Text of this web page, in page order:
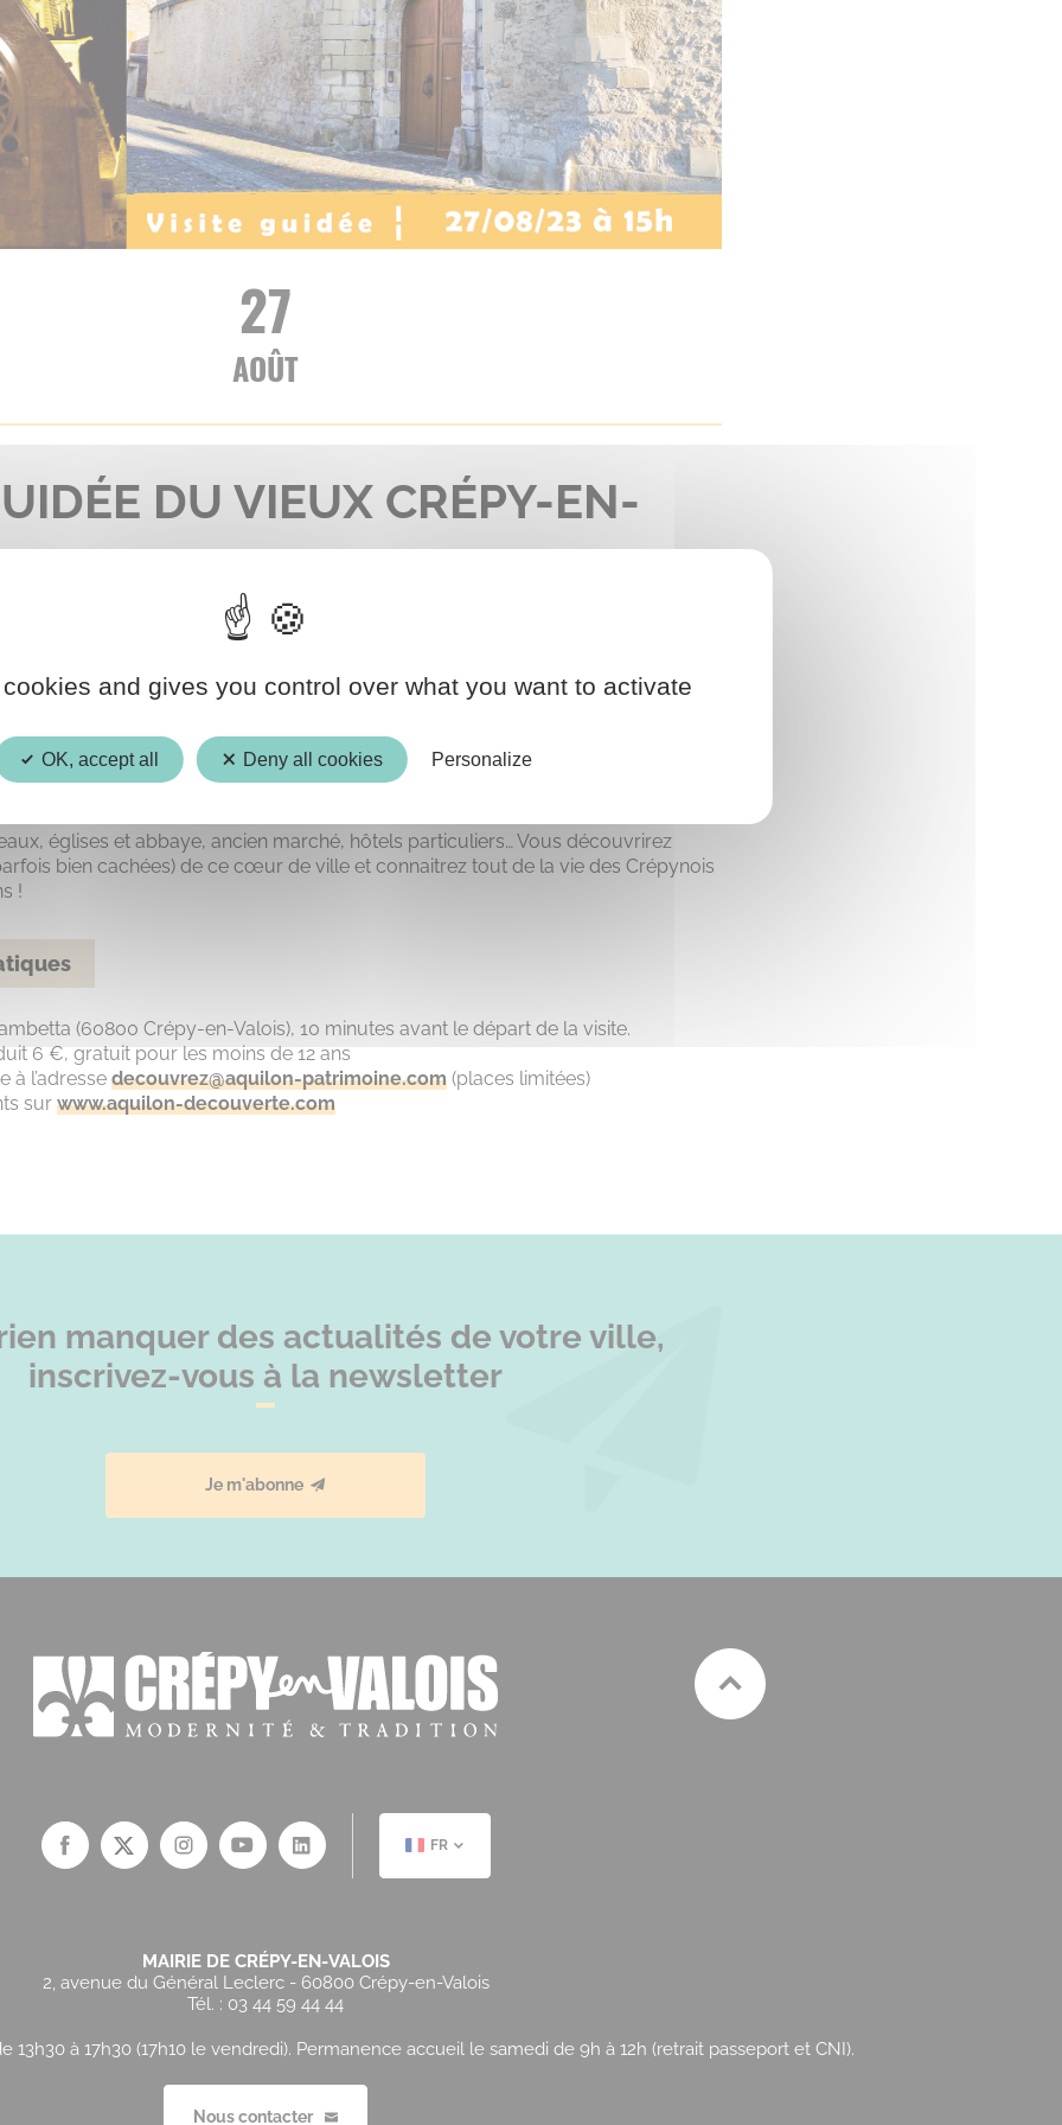
27
AOÛT
DU VIEUX CRÉPY-EN-
à 15h, venez découvrir l’histoire et l’architecture du Crépy d’hier en suivant le
contera tout de l’Antiquité aux Temps modernes.
églises et abbaye, ancien marché, hôtels particuliers… Vous découvrirez
bien cachées) de ce cœur de ville et connaitrez tout de la vie des Crépynois
!
(60800 Crépy-en-Valois), 10 minutes avant le départ de la visite.
6 €, gratuit pour les moins de 12 ans
à l’adresse decouvrez@aquilon-patrimoine.com (places limitées)
sur www.aquilon-decouverte.com
manquer des actualités de votre ville,
inscrivez-vous à la newsletter
Je m'abonne
FR
MAIRIE DE CRÉPY-EN-VALOIS
2, avenue du Général Leclerc - 60800 Crépy-en-Valois
Tél. : 03 44 59 44 44
13h30 à 17h30 (17h10 le vendredi). Permanence accueil le samedi de 9h à 12h (retrait passeport et CNI).
Nous contacter
and gives you control over what you want to activate
OK, accept all Deny all cookies Personalize